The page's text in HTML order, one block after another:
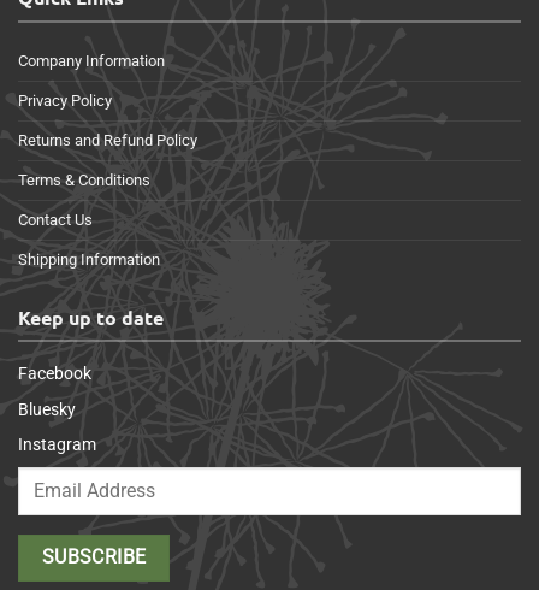
Company Information
Privacy Policy
Returns and Refund Policy
Terms & Conditions
Contact Us
Shipping Information
Keep up to date
Facebook
Bluesky
Instagram